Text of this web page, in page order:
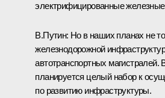
электрифицированные железные
В.Путин: Но в наших планах не
железнодорожной
автотранспортных
планируется целый набор к
по развитию инфраструктуры.